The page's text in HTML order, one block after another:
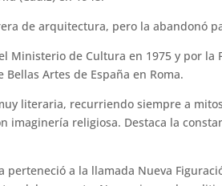
de arquitectura, pero la abandonó
Ministerio de Cultura en 1975 y por
Bellas Artes de España en Roma.
literaria, recurriendo siempre a
imaginería religiosa. Destaca la
perteneció a la llamada Nueva